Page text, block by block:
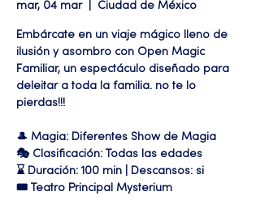
mar, 04 mar
  |
Ciudad de México
Embárcate en un viaje mágico lleno de
ilusión y asombro con Open Magic
Familiar, un espectáculo diseñado para
deleitar a toda la familia. no te lo
pierdas!!!
🎩 Magia: Diferentes Show de Magia
🎭 Clasificación: Todas las edades
⌛ Duración: 100 min | Descansos: si
🎟 Teatro Principal Mysterium